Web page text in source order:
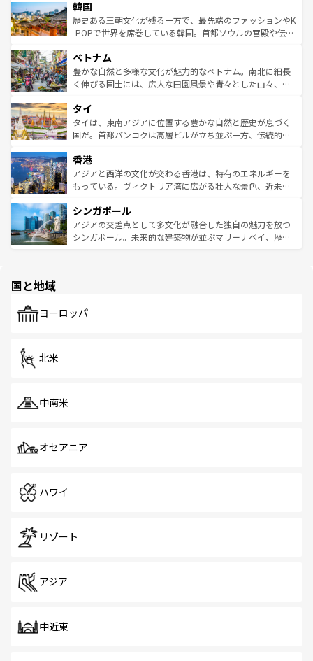
はコンテンツ一覧
いる。アクティビティも充実しており、サーフィンやダイ
ビング、ハイキングなど、アウトドア好きにはたまらな
い。オーストラリアの多彩な魅力を存分に味わいつくそ
参照してほしい。
ン）、静ひつな山岳地帯である台湾東部など、都市の喧騒
と山間の静けさが共存しており、訪れる人に新しい発見と
驚きをもたらしてくれる。また、奥深い台湾の食文化も魅
容にもいいと評判のスイーツなど、バラエティ豊かな料理
が味わえる。 なお、新着の台湾情報は コンテンツ一覧を参
照してほしい。
韓国
歴史ある王朝文化が残る一方で、最先端のファッションやK
-POPで世界を席巻している韓国。首都ソウルの宮殿や伝統
き、地方に足を延ばせば四季折々の自然美を楽しむことが
できる。そして、キムチや焼肉、絶品のストリートフード
まで、さまざまな韓国料理が待っている。夜には、韓国な
リティに包まれながら、韓国の多彩な魅力を心ゆくまで味
わってみてほしい。 なお、新着の韓国情報はコンテンツ一
覧を参照してほしい。
ベトナム
豊かな自然と多様な文化が魅力的なベトナム。南北に細長
く伸びる国土には、広大な田園風景や青々とした山々、世
急速な発展と共に伝統が息づく。ハノイの古い町並みやホ
ーチミン市のフランス統治時代の建物も、独特の雰囲気を
醸し出している。また、バラエティの豊かさとおいしさで
とつ。フォーやバインミー、ベトナムコーヒーなどは、ぜ
ひ現地で味わいたい。どの地域を訪れてもあたたかい人々
が旅行者を迎えてくれるので、きっと忘れられない旅にな
参照してほしい。
タイ
タイは、東南アジアに位置する豊かな自然と歴史が息づく
国だ。首都バンコクは高層ビルが立ち並ぶ一方、伝統的な
の活気が交差している。北部ではチェンマイなどの山岳地
帯で自然と触れ合い、南部ではプーケットやクラビの美し
いビーチでリゾート気分を楽しむことができる。タイ料理
激する。気候は一年中温暖で、どの季節にも異なる楽しみ
が待っている。親しみやすいタイの人々、仏教を中心とし
た文化、そして多様な観光資源が、訪れる旅人を魅了し続
香港
アジアと西洋の文化が交わる香港は、特有のエネルギーを
もっている。ヴィクトリア湾に広がる壮大な景色、近未来
み、どこを訪れても感動するはず。観光スポットが密集し
ており、効率よく見どころを回れるのも魅力。息をのむよ
うな絶景から文化的な体験まで、香港を存分に楽しみ尽く
シンガポール
アジアの交差点として多文化が融合した独自の魅力を放つ
シンガポール。未来的な建築物が並ぶマリーナベイ、歴史
で、ホーカーズは地元の風情を楽しめる外せないスポット
国と地域
ヨーロッパ
北米
中南米
オセアニア
ハワイ
リゾート
アジア
中近東